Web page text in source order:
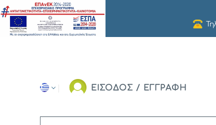
ΕΙΣΟΔΟΣ / ΕΓΓΡΑΦΗ